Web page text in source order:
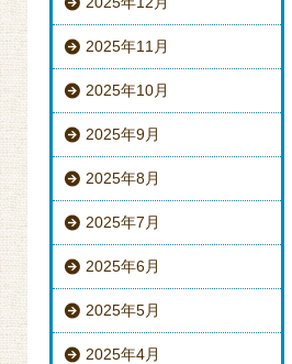
2025年11月
2025年10月
2025年9月
2025年8月
2025年7月
2025年6月
2025年5月
2025年4月